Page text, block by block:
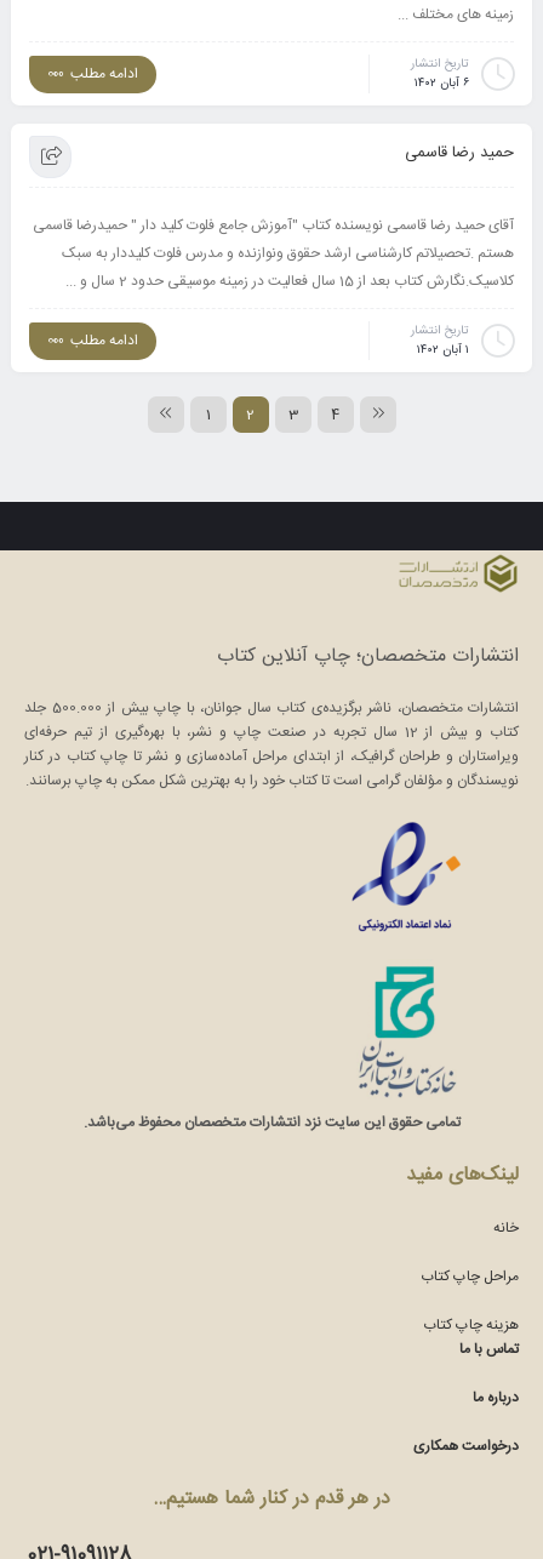
زمینه های مختلف ...
تاریخ انتشار
۶ آبان ۱۴۰۲
ادامه مطلب
حمید رضا قاسمی
آقای حمید رضا قاسمی نویسنده کتاب "آموزش جامع فلوت کلید دار " حمیدرضا قاسمی
هستم .تحصیلاتم کارشناسی ارشد حقوق ونوازنده و مدرس فلوت کلیددار به سبک
کلاسیک.نگارش کتاب بعد از 15 سال فعالیت در زمینه موسیقی حدود 2 سال و ...
تاریخ انتشار
۱ آبان ۱۴۰۲
ادامه مطلب
1 2 3 4
انتشارات متخصصان؛ چاپ آنلاین کتاب
انتشارات متخصصان، ناشر برگزیده‌ی کتاب سال جوانان، با چاپ بیش از 500.000 جلد
کتاب و بیش از 12 سال تجربه در صنعت چاپ و نشر، با بهره‌گیری از تیم حرفه‌ای
ویراستاران و طراحان گرافیک، از ابتدای مراحل آماده‌سازی و نشر تا چاپ کتاب در کنار
نویسندگان و مؤلفان گرامی است تا کتاب خود را به بهترین شکل ممکن به چاپ برسانند.
تمامی حقوق این سایت نزد انتشارات متخصصان محفوظ می‌باشد.
لینک‌های مفید
خانه
مراحل چاپ کتاب
هزینه چاپ کتاب
تماس با ما
درباره ما
درخواست همکاری
در هر قدم در کنار شما هستیم…